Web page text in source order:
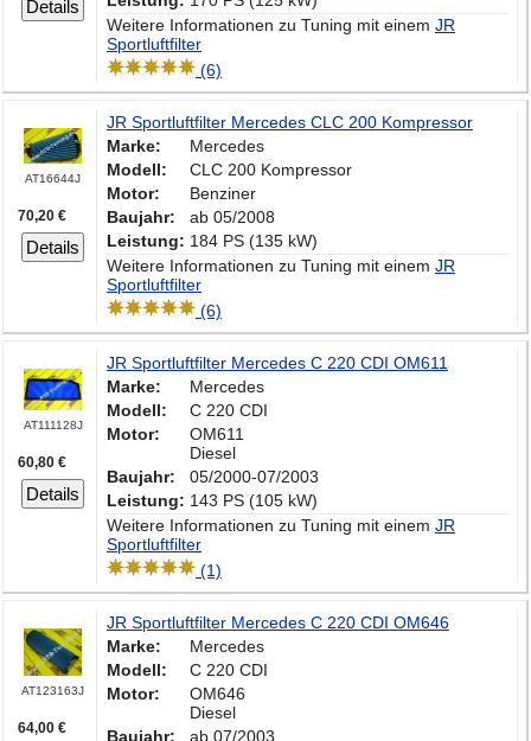
Details
Weitere Informationen zu Tuning mit einem JR
Sportluftfilter
(6)
AT16644J
70,20 €
Details
JR Sportluftfilter Mercedes CLC 200 Kompressor
Marke:
Mercedes
Modell:
CLC 200 Kompressor
Motor:
Benziner
Baujahr:
ab 05/2008
Leistung: 184 PS (135 kW)
Weitere Informationen zu Tuning mit einem JR
Sportluftfilter
(6)
AT111128J
60,80 €
Details
JR Sportluftfilter Mercedes C 220 CDI OM611
Marke:
Mercedes
Modell:
C 220 CDI
Motor:
OM611
Diesel
Baujahr:
05/2000-07/2003
Leistung: 143 PS (105 kW)
Weitere Informationen zu Tuning mit einem JR
Sportluftfilter
(1)
AT123163J
64,00 €
JR Sportluftfilter Mercedes C 220 CDI OM646
Marke:
Mercedes
Modell:
C 220 CDI
Motor:
OM646
Diesel
Baujahr:
ab 07/2003